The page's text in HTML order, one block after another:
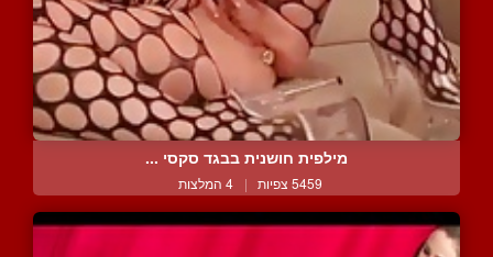
מילפית חושנית בבגד סקסי ...
5459 צפיות | 4 המלצות